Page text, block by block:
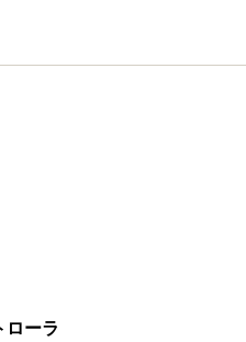
ーラ